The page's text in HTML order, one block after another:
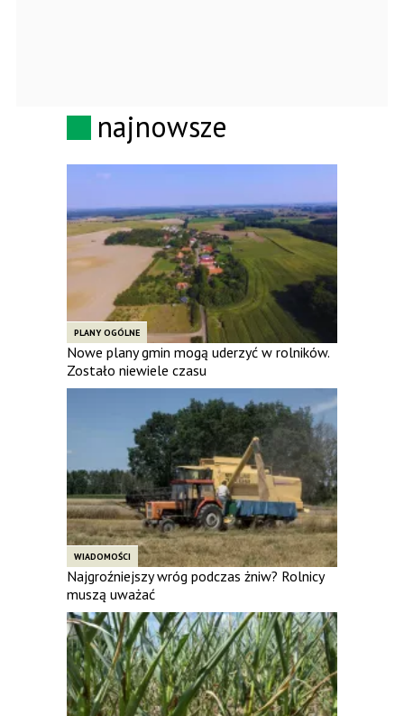
najnowsze
PLANY OGÓLNE
Nowe plany gmin mogą uderzyć w rolników.
Zostało niewiele czasu
WIADOMOŚCI
Najgroźniejszy wróg podczas żniw? Rolnicy
muszą uważać